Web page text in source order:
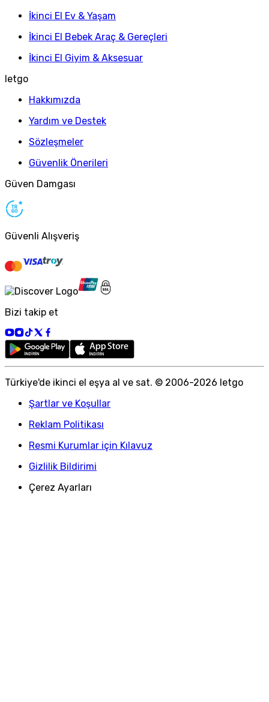
İkinci El Ev & Yaşam
İkinci El Bebek Araç & Gereçleri
İkinci El Giyim & Aksesuar
letgo
Hakkımızda
Yardım ve Destek
Sözleşmeler
Güvenlik Önerileri
Güven Damgası
Güvenli Alışveriş
Bizi takip et
Türkiye'de ikinci el eşya al ve sat. © 2006-2026 letgo
Şartlar ve Koşullar
Reklam Politikası
Resmi Kurumlar için Kılavuz
Gizlilik Bildirimi
Çerez Ayarları